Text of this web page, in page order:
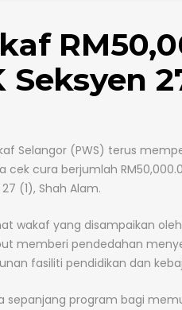
Selangor (PWS) terus
cura berjumlah
(1), Shah Alam.
wakaf yang disampaikan oleh
memberi pendedahan
fasiliti pendidikan dan
sepanjang program bagi